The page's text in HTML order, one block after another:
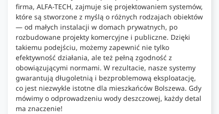
firma, ALFA-TECH, zajmuje się projektowaniem systemów,
które są stworzone z myślą o różnych rodzajach obiektów
— od małych instalacji w domach prywatnych, po
rozbudowane projekty komercyjne i publiczne. Dzięki
takiemu podejściu, możemy zapewnić nie tylko
efektywność działania, ale też pełną zgodność z
obowiązującymi normami. W rezultacie, nasze systemy
gwarantują długoletnią i bezproblemową eksploatację,
co jest niezwykle istotne dla mieszkańców Bolszewa. Gdy
mówimy o odprowadzeniu wody deszczowej, każdy detal
ma znaczenie!